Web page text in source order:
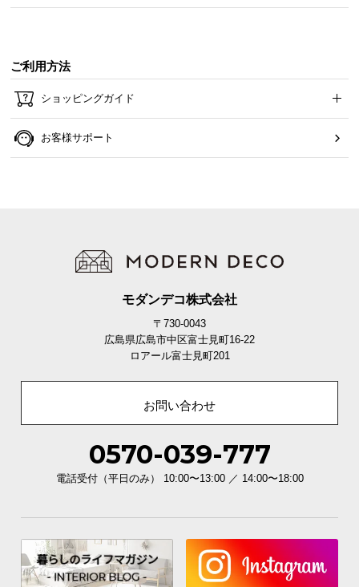
ご利用方法
ショッピングガイド
お客様サポート
モダンデコ株式会社
〒730-0043
広島県広島市中区富士見町16-22
ロアール富士見町201
お問い合わせ
0570-039-777
電話受付（平日のみ） 10:00〜13:00 ／ 14:00〜18:00